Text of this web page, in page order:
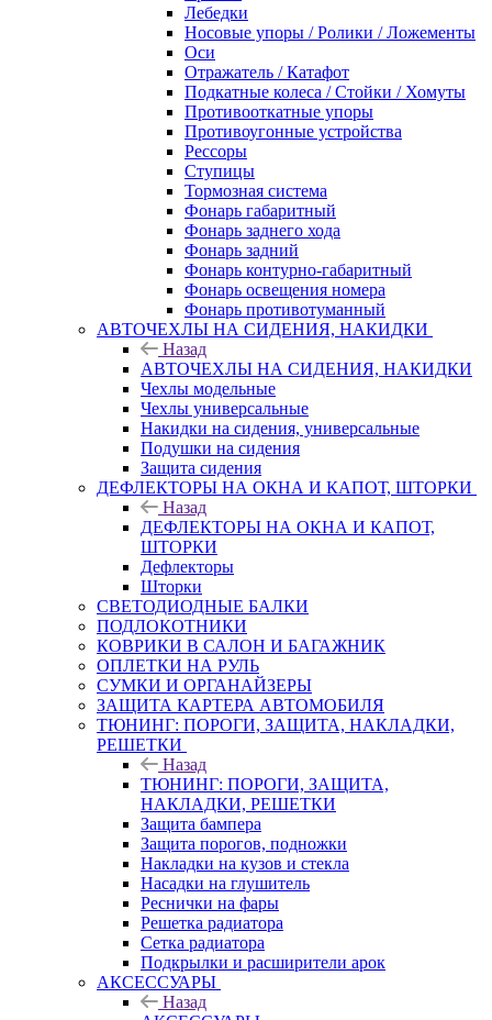
Лебедки
Носовые упоры / Ролики / Ложементы
Оси
Отражатель / Катафот
Подкатные колеса / Стойки / Хомуты
Противооткатные упоры
Противоугонные устройства
Рессоры
Ступицы
Тормозная система
Фонарь габаритный
Фонарь заднего хода
Фонарь задний
Фонарь контурно-габаритный
Фонарь освещения номера
Фонарь противотуманный
АВТОЧЕХЛЫ НА СИДЕНИЯ, НАКИДКИ
Назад
АВТОЧЕХЛЫ НА СИДЕНИЯ, НАКИДКИ
Чехлы модельные
Чехлы универсальные
Накидки на сидения, универсальные
Подушки на сидения
Защита сидения
ДЕФЛЕКТОРЫ НА ОКНА И КАПОТ, ШТОРКИ
Назад
ДЕФЛЕКТОРЫ НА ОКНА И КАПОТ,
ШТОРКИ
Дефлекторы
Шторки
СВЕТОДИОДНЫЕ БАЛКИ
ПОДЛОКОТНИКИ
КОВРИКИ В САЛОН И БАГАЖНИК
ОПЛЕТКИ НА РУЛЬ
СУМКИ И ОРГАНАЙЗЕРЫ
ЗАЩИТА КАРТЕРА АВТОМОБИЛЯ
ТЮНИНГ: ПОРОГИ, ЗАЩИТА, НАКЛАДКИ,
РЕШЕТКИ
Назад
ТЮНИНГ: ПОРОГИ, ЗАЩИТА,
НАКЛАДКИ, РЕШЕТКИ
Защита бампера
Защита порогов, подножки
Накладки на кузов и стекла
Насадки на глушитель
Реснички на фары
Решетка радиатора
Сетка радиатора
Подкрылки и расширители арок
АКСЕССУАРЫ
Назад